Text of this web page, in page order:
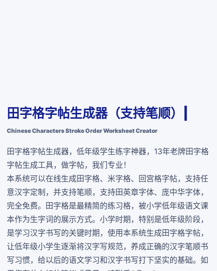
田字格字帖生成器（支持笔顺）|
Chinese Characters Stroke Order Worksheet Creator
田字格字帖生成器，低年级学生练字神器，13年老牌田字格
字帖生成工具，做字帖，我们专业！
本系统可以在线生成田字格、米字格、回宫格字帖，支持任
意汉字定制，并支持笔顺，支持田英章字体、庞中华字体，
完全免费。田字格是最精简的练习格，被小学低年级语文课
本作为生字词的展示方式。小学时期，特别是低年级阶段，
是学习汉字书写的关键时期，使用本系统生成田字格字帖，
让低年级小学生逐渐将汉字写规范，养成正确的汉字笔顺书
写习惯，给以后的语文学习和汉字书写打下坚实的基础。如